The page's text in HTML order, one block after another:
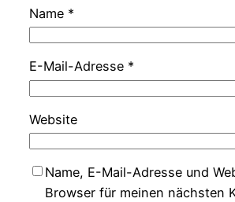
Name *
E-Mail-Adresse *
Website
Name, E-Mail-Adresse und
Browser für meinen nächsten